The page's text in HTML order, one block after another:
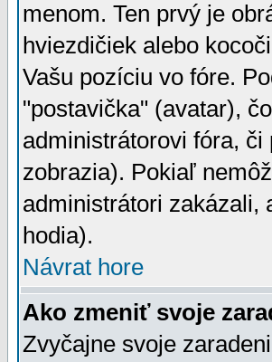
menom. Ten prvý je
hviezdičiek alebo
Vašu pozíciu vo fóre.
"postavička" (avatar),
administrátorovi fóra,
zobrazia). Pokiaľ
administrátori zakázali,
hodia).
Návrat hore
Ako zmeniť svoje
Zvyčajne svoje